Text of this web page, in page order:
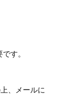
す。
、メールに